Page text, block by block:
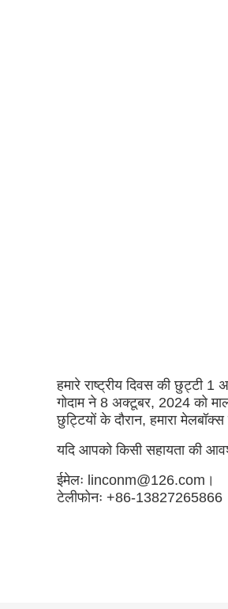
हमारे राष्ट्रीय दिवस की
गोदाम ने 8 अक्टूबर, 2024 को
छुट्टियों के दौरान, हमारा
यदि आपको किसी सहायता की
ईमेलः linconm@126.com।
टेलीफोनः +86-13827265866